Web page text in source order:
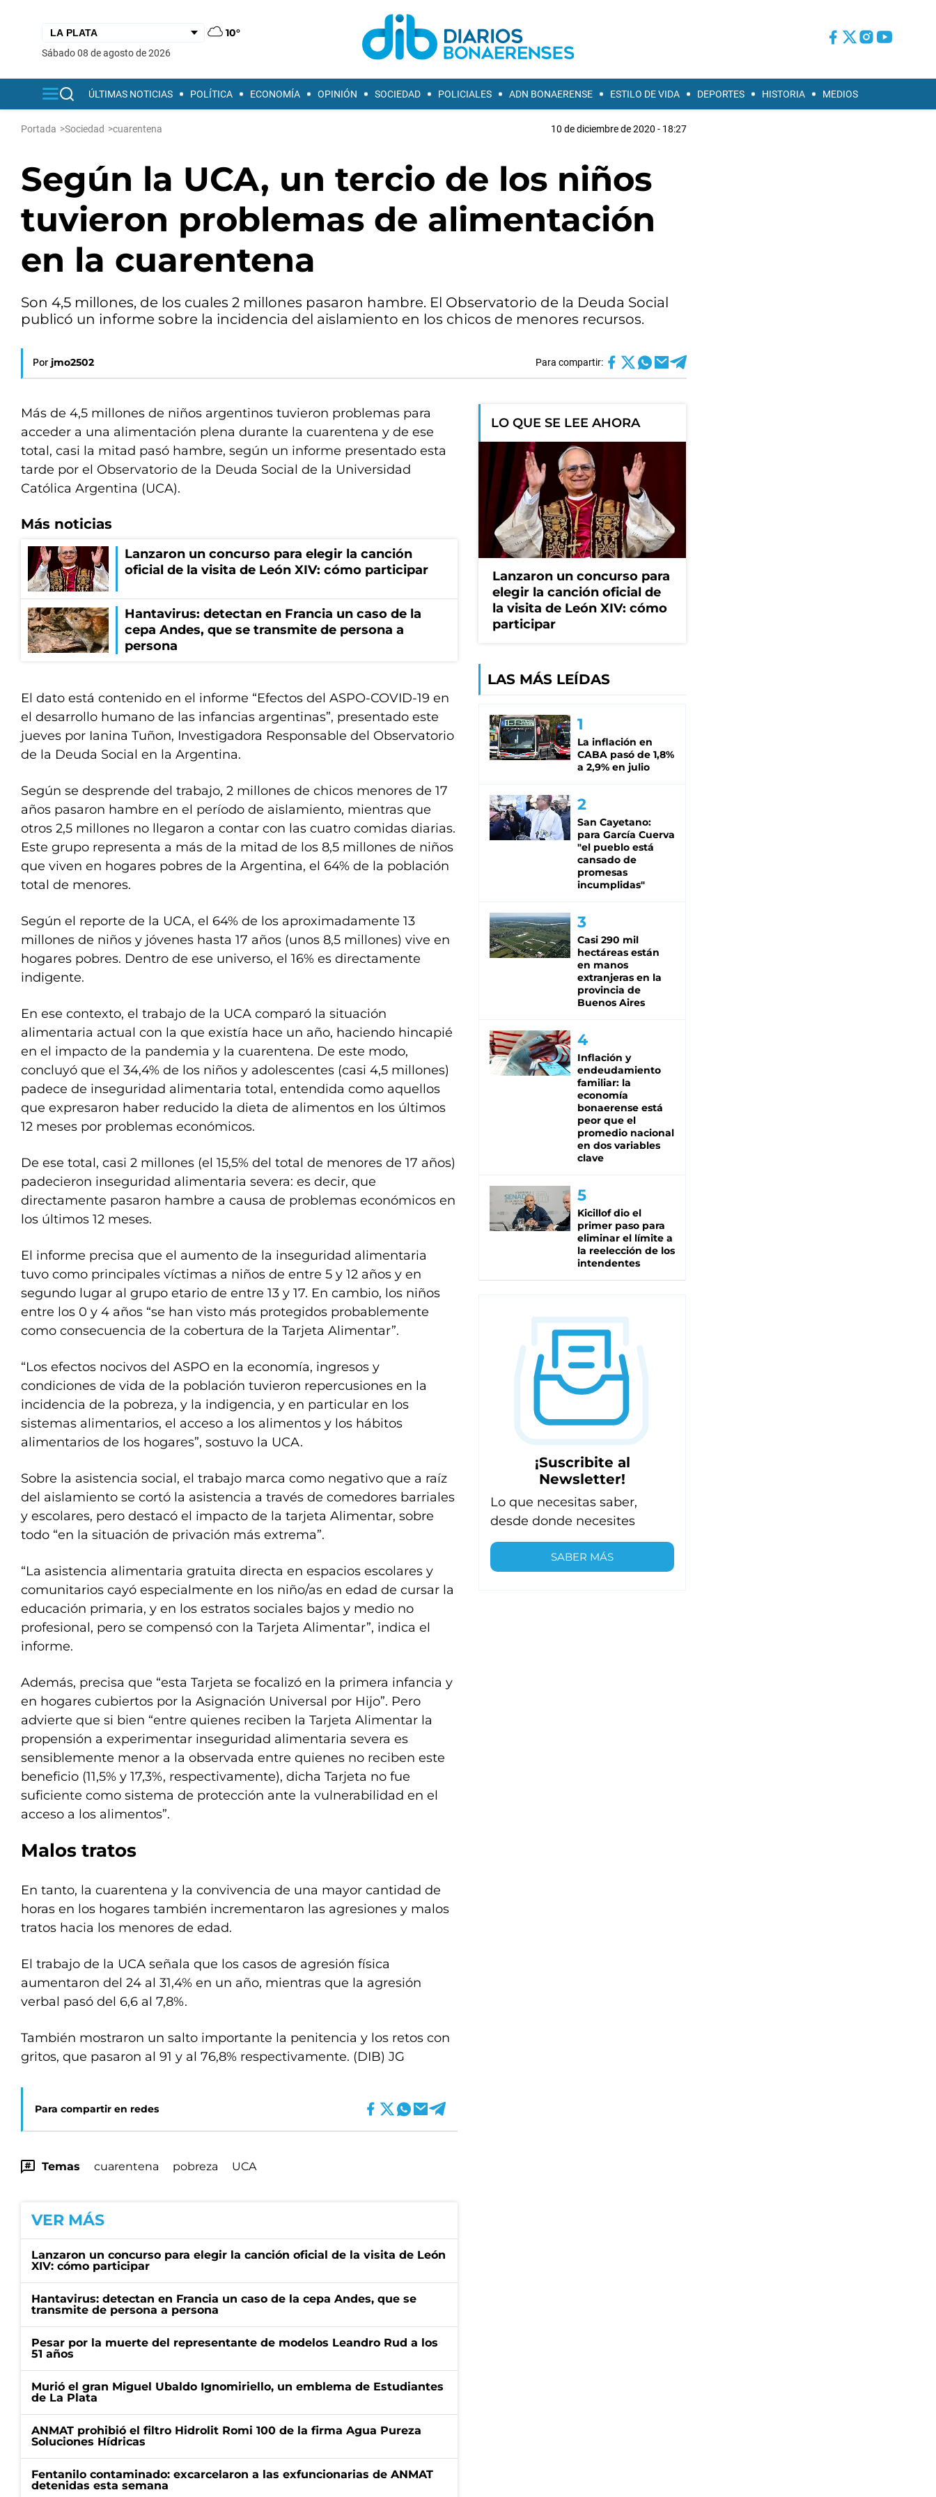
10°
sábado 08 de agosto de 2026
ÚLTIMAS NOTICIAS POLÍTICA ECONOMÍA OPINIÓN SOCIEDAD POLICIALES ADN BONAERENSE ESTILO DE VIDA DEPORTES HISTORIA MEDIOS
Portada >Sociedad >cuarentena 10 de diciembre de 2020 - 18:27
Según la UCA, un tercio de los niños
tuvieron problemas de alimentación
en la cuarentena
Son 4,5 millones, de los cuales 2 millones pasaron hambre. El Observatorio de la Deuda Social
publicó un informe sobre la incidencia del aislamiento en los chicos de menores recursos.
Por jmo2502 Para compartir:
Más de 4,5 millones de niños argentinos tuvieron problemas para
acceder a una alimentación plena durante la cuarentena y de ese
total, casi la mitad pasó hambre, según un informe presentado esta
tarde por el Observatorio de la Deuda Social de la Universidad
Católica Argentina (UCA).
Más noticias
Lanzaron un concurso para elegir la canción
oficial de la visita de León XIV: cómo participar
Hantavirus: detectan en Francia un caso de la
cepa Andes, que se transmite de persona a
persona
El dato está contenido en el informe “Efectos del ASPO-COVID-19 en
el desarrollo humano de las infancias argentinas”, presentado este
jueves por Ianina Tuñon, Investigadora Responsable del Observatorio
de la Deuda Social en la Argentina.
Según se desprende del trabajo, 2 millones de chicos menores de 17
años pasaron hambre en el período de aislamiento, mientras que
otros 2,5 millones no llegaron a contar con las cuatro comidas diarias.
Este grupo representa a más de la mitad de los 8,5 millones de niños
que viven en hogares pobres de la Argentina, el 64% de la población
total de menores.
Según el reporte de la UCA, el 64% de los aproximadamente 13
millones de niños y jóvenes hasta 17 años (unos 8,5 millones) vive en
hogares pobres. Dentro de ese universo, el 16% es directamente
indigente.
En ese contexto, el trabajo de la UCA comparó la situación
alimentaria actual con la que existía hace un año, haciendo hincapié
en el impacto de la pandemia y la cuarentena. De este modo,
concluyó que el 34,4% de los niños y adolescentes (casi 4,5 millones)
padece de inseguridad alimentaria total, entendida como aquellos
que expresaron haber reducido la dieta de alimentos en los últimos
12 meses por problemas económicos.
De ese total, casi 2 millones (el 15,5% del total de menores de 17 años)
padecieron inseguridad alimentaria severa: es decir, que
directamente pasaron hambre a causa de problemas económicos en
los últimos 12 meses.
El informe precisa que el aumento de la inseguridad alimentaria
tuvo como principales víctimas a niños de entre 5 y 12 años y en
segundo lugar al grupo etario de entre 13 y 17. En cambio, los niños
entre los 0 y 4 años “se han visto más protegidos probablemente
como consecuencia de la cobertura de la Tarjeta Alimentar”.
“Los efectos nocivos del ASPO en la economía, ingresos y
condiciones de vida de la población tuvieron repercusiones en la
incidencia de la pobreza, y la indigencia, y en particular en los
sistemas alimentarios, el acceso a los alimentos y los hábitos
alimentarios de los hogares”, sostuvo la UCA.
Sobre la asistencia social, el trabajo marca como negativo que a raíz
del aislamiento se cortó la asistencia a través de comedores barriales
y escolares, pero destacó el impacto de la tarjeta Alimentar, sobre
todo “en la situación de privación más extrema”.
“La asistencia alimentaria gratuita directa en espacios escolares y
comunitarios cayó especialmente en los niño/as en edad de cursar la
educación primaria, y en los estratos sociales bajos y medio no
profesional, pero se compensó con la Tarjeta Alimentar”, indica el
informe.
Además, precisa que “esta Tarjeta se focalizó en la primera infancia y
en hogares cubiertos por la Asignación Universal por Hijo”. Pero
advierte que si bien “entre quienes reciben la Tarjeta Alimentar la
propensión a experimentar inseguridad alimentaria severa es
sensiblemente menor a la observada entre quienes no reciben este
beneficio (11,5% y 17,3%, respectivamente), dicha Tarjeta no fue
suficiente como sistema de protección ante la vulnerabilidad en el
acceso a los alimentos”.
Malos tratos
En tanto, la cuarentena y la convivencia de una mayor cantidad de
horas en los hogares también incrementaron las agresiones y malos
tratos hacia los menores de edad.
El trabajo de la UCA señala que los casos de agresión física
aumentaron del 24 al 31,4% en un año, mientras que la agresión
verbal pasó del 6,6 al 7,8%.
También mostraron un salto importante la penitencia y los retos con
gritos, que pasaron al 91 y al 76,8% respectivamente. (DIB) JG
Para compartir en redes
Temas cuarentena pobreza UCA
VER MÁS
Lanzaron un concurso para elegir la canción oficial de la visita de León
XIV: cómo participar
Hantavirus: detectan en Francia un caso de la cepa Andes, que se
transmite de persona a persona
Pesar por la muerte del representante de modelos Leandro Rud a los
51 años
Murió el gran Miguel Ubaldo Ignomiriello, un emblema de Estudiantes
de La Plata
ANMAT prohibió el filtro Hidrolit Romi 100 de la firma Agua Pureza
Soluciones Hídricas
Fentanilo contaminado: excarcelaron a las exfuncionarias de ANMAT
detenidas esta semana
LO QUE SE LEE AHORA
Lanzaron un concurso para
elegir la canción oficial de
la visita de León XIV: cómo
participar
LAS MÁS LEÍDAS
La inflación en
CABA pasó de 1,8%
a 2,9% en julio
San Cayetano:
para García Cuerva
"el pueblo está
cansado de
promesas
incumplidas"
Casi 290 mil
hectáreas están
en manos
extranjeras en la
provincia de
Buenos Aires
Inflación y
endeudamiento
familiar: la
economía
bonaerense está
peor que el
promedio nacional
en dos variables
clave
Kicillof dio el
primer paso para
eliminar el límite a
la reelección de los
intendentes
¡Suscribite al
Newsletter!
Lo que necesitas saber,
desde donde necesites
SABER MÁS